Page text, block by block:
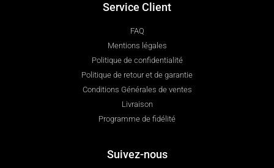
Service Client
FAQ
Mentions légales
Politique de confidentialité
Politique de retour et de garantie
Conditions Générales de ventes
Livraison
Programme de fidélité
Suivez-nous